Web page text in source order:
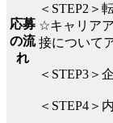
応募
の流
れ
＜STEP2＞
☆キャリア
接について
＜STEP3＞
＜STEP4＞